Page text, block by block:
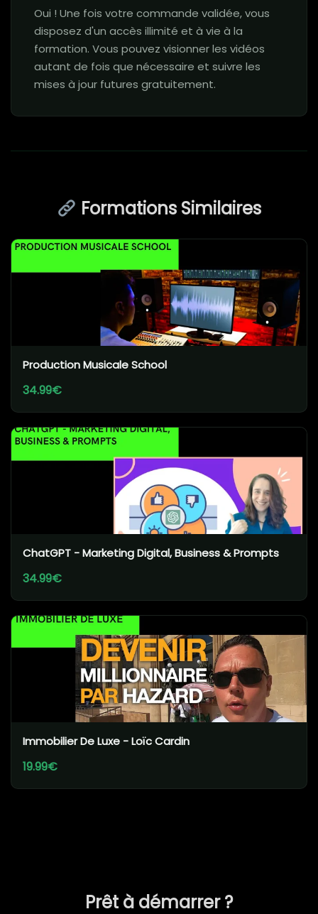
Oui ! Une fois votre commande validée, vous
disposez d'un accès illimité et à vie à la
formation. Vous pouvez visionner les vidéos
autant de fois que nécessaire et suivre les
mises à jour futures gratuitement.
Formations Similaires
Production Musicale School
34.99€
ChatGPT - Marketing Digital, Business & Prompts
34.99€
Immobilier De Luxe - Loïc Cardin
19.99€
Prêt à démarrer ?